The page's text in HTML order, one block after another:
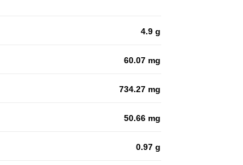
4.9 g
60.07 mg
734.27 mg
50.66 mg
0.97 g